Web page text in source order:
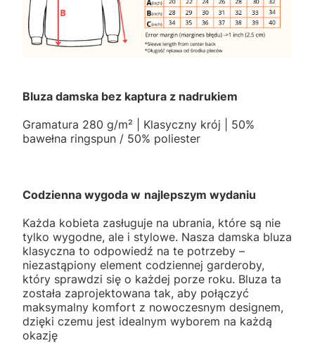
Bluza damska bez kaptura z nadrukiem
Gramatura 280 g/m² | Klasyczny krój | 50%
bawełna ringspun / 50% poliester
Codzienna wygoda w najlepszym wydaniu
Każda kobieta zasługuje na ubrania, które są nie
tylko wygodne, ale i stylowe. Nasza damska bluza
klasyczna to odpowiedź na te potrzeby –
niezastąpiony element codziennej garderoby,
który sprawdzi się o każdej porze roku. Bluza ta
została zaprojektowana tak, aby połączyć
maksymalny komfort z nowoczesnym designem,
dzięki czemu jest idealnym wyborem na każdą
okazję